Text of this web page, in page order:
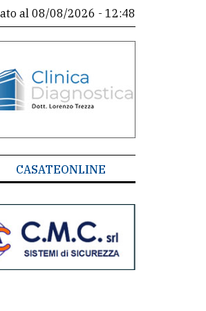
al 08/08/2026 - 12:48
CASATEONLINE